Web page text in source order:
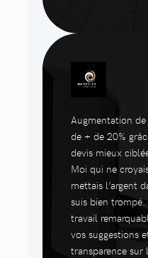
Augmentation
de + de 20%
devis mieux
Moi qui ne
mettais l’argent
suis bien
travail
vos suggestions
transparence sur